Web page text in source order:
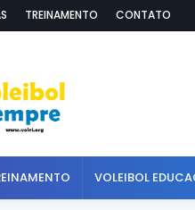
TREINAMENTO CONTATO
VOLEIBOL